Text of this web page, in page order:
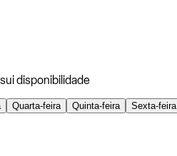
disponibilidade
Quarta-feira Quinta-feira Sexta-feira